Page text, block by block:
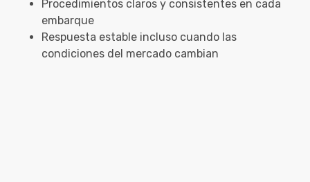
Procedimientos claros y consistentes en cada
embarque
Respuesta estable incluso cuando las
condiciones del mercado cambian